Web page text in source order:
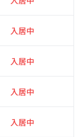
入居中
入居中
入居中
入居中